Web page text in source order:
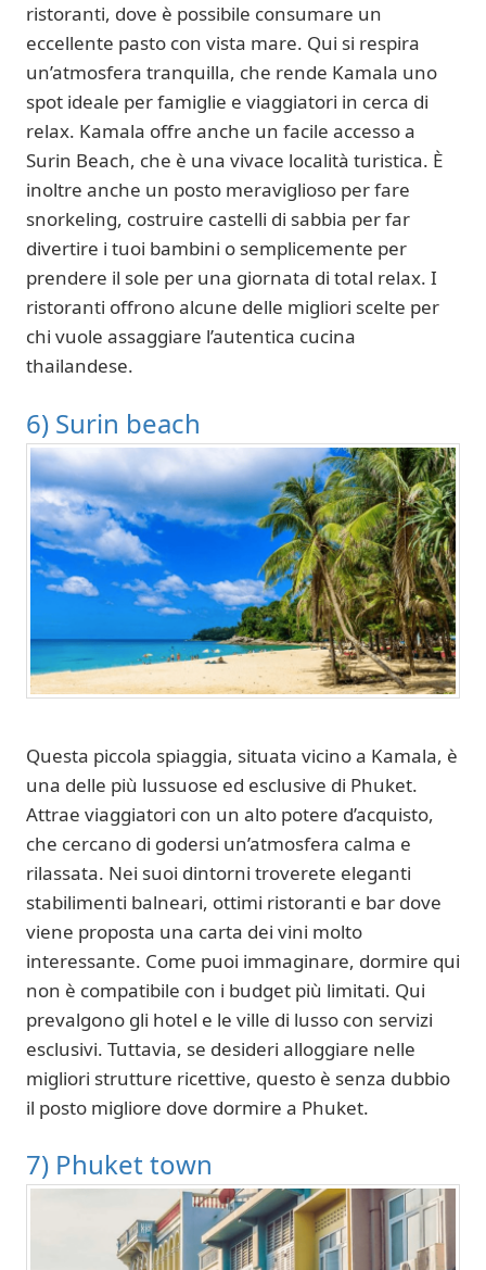
ristoranti, dove è possibile consumare un
eccellente pasto con vista mare. Qui si respira
un’atmosfera tranquilla, che rende Kamala uno
spot ideale per famiglie e viaggiatori in cerca di
relax. Kamala offre anche un facile accesso a
Surin Beach, che è una vivace località turistica. È
inoltre anche un posto meraviglioso per fare
snorkeling, costruire castelli di sabbia per far
divertire i tuoi bambini o semplicemente per
prendere il sole per una giornata di total relax. I
ristoranti offrono alcune delle migliori scelte per
chi vuole assaggiare l’autentica cucina
thailandese.
6) Surin beach
Questa piccola spiaggia, situata vicino a Kamala, è
una delle più lussuose ed esclusive di Phuket.
Attrae viaggiatori con un alto potere d’acquisto,
che cercano di godersi un’atmosfera calma e
rilassata. Nei suoi dintorni troverete eleganti
stabilimenti balneari, ottimi ristoranti e bar dove
viene proposta una carta dei vini molto
interessante. Come puoi immaginare, dormire qui
non è compatibile con i budget più limitati. Qui
prevalgono gli hotel e le ville di lusso con servizi
esclusivi. Tuttavia, se desideri alloggiare nelle
migliori strutture ricettive, questo è senza dubbio
il posto migliore dove dormire a Phuket.
7) Phuket town